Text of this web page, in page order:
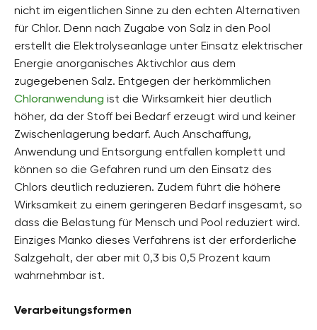
nicht im eigentlichen Sinne zu den echten Alternativen
für Chlor. Denn nach Zugabe von Salz in den Pool
erstellt die Elektrolyseanlage unter Einsatz elektrischer
Energie anorganisches Aktivchlor aus dem
zugegebenen Salz. Entgegen der herkömmlichen
Chloranwendung ist die Wirksamkeit hier deutlich
höher, da der Stoff bei Bedarf erzeugt wird und keiner
Zwischenlagerung bedarf. Auch Anschaffung,
Anwendung und Entsorgung entfallen komplett und
können so die Gefahren rund um den Einsatz des
Chlors deutlich reduzieren. Zudem führt die höhere
Wirksamkeit zu einem geringeren Bedarf insgesamt, so
dass die Belastung für Mensch und Pool reduziert wird.
Einziges Manko dieses Verfahrens ist der erforderliche
Salzgehalt, der aber mit 0,3 bis 0,5 Prozent kaum
wahrnehmbar ist.
Verarbeitungsformen